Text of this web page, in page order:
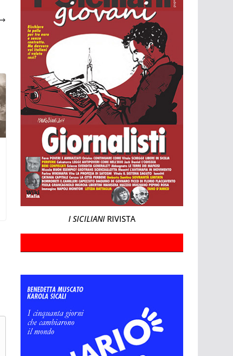
I SICILIANI RIVISTA